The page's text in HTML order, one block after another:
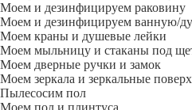
Моем и дезинфицируем раковину
Моем и дезинфицируем ванную/
Моем краны и душевые лейки
Моем мыльницу и стаканы под
Моем дверные ручки и замок
Моем зеркала и зеркальные
Пылесосим пол
Моем пол и плинтуса